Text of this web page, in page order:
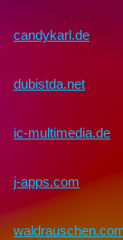
candykarl.de
dubistda.net
ic-multimedia.de
j-apps.com